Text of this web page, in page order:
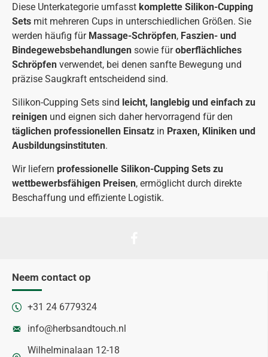
Diese Unterkategorie umfasst komplette Silikon-Cupping
Sets mit mehreren Cups in unterschiedlichen Größen. Sie
werden häufig für Massage-Schröpfen, Faszien- und
Bindegewebsbehandlungen sowie füroberflächliches
Schröpfen verwendet, bei denen sanfte Bewegung und
präzise Saugkraft entscheidend sind.
Silikon-Cupping Sets sind leicht, langlebig und einfach zu
reinigen und eignen sich daher hervorragend für den
täglichen professionellen Einsatz in Praxen, Kliniken und
Ausbildungsinstituten.
Wir liefern professionelle Silikon-Cupping Sets zu
wettbewerbsfähigen Preisen, ermöglicht durch direkte
Beschaffung und effiziente Logistik.
Neem contact op
+31 24 6779324
info@herbsandtouch.nl
Wilhelminalaan 12-18